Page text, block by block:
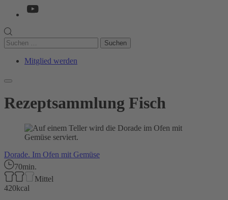
Suchen
nach:
Mitglied werden
Primary
Rezeptsammlung Fisch
Dorade. Im Ofen mit Gemüse
70min.
Mittel
420kcal